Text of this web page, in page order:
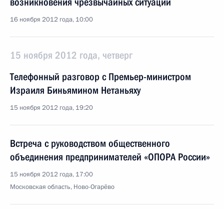
16 ноября 2012 года, 10:00
15 ноября 2012 года, четверг
Телефонный разговор с Премьер-министром
Израиля Биньямином Нетаньяху
15 ноября 2012 года, 19:20
Встреча с руководством общественного
объединения предпринимателей «ОПОРА России»
15 ноября 2012 года, 17:00
Московская область, Ново-Огарёво